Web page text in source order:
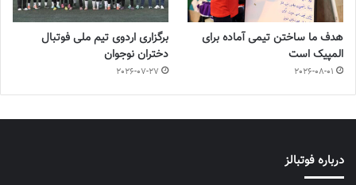
هدف ما ساختن تیمی آماده برای
المپیک است
2026-08-01
برگزاری اردوی تیم ملی فوتبال
دختران نوجوان
2026-07-27
درباره فوتبالز